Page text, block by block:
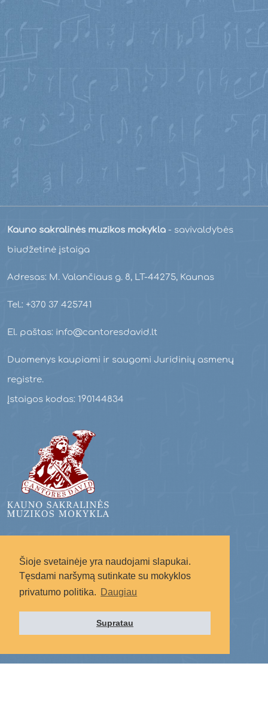
Šioje svetainėje yra naudojami slapukai.
Tęsdami naršymą sutinkate su mokyklos
privatumo politika. Daugiau
Supratau
Kauno sakralinės muzikos mokykla - savivaldybės
biudžetinė įstaiga
Adresas: M. Valančiaus g. 8, LT-44275, Kaunas
Tel.: +370 37 425741
El. paštas: info@cantoresdavid.lt
Duomenys kaupiami ir saugomi Juridinių asmenų
registre.
Įstaigos kodas: 190144834
Radote svetainėje netikslumų?
Rašykite į: svetaine.ksmm@gmail.com